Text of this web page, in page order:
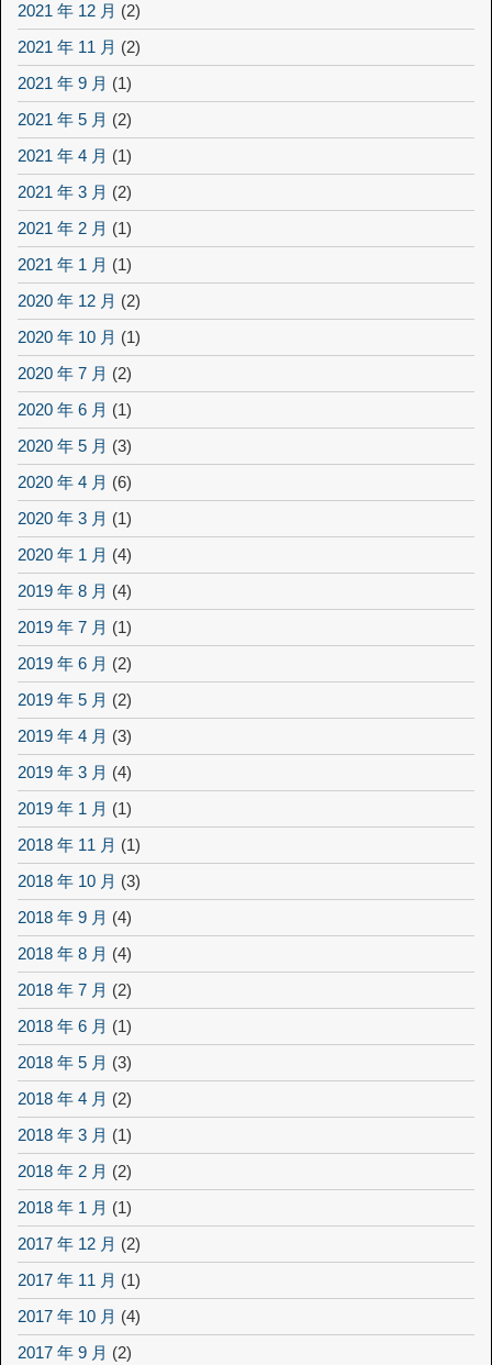
2021 年 12 月 (2)
2021 年 11 月 (2)
2021 年 9 月 (1)
2021 年 5 月 (2)
2021 年 4 月 (1)
2021 年 3 月 (2)
2021 年 2 月 (1)
2021 年 1 月 (1)
2020 年 12 月 (2)
2020 年 10 月 (1)
2020 年 7 月 (2)
2020 年 6 月 (1)
2020 年 5 月 (3)
2020 年 4 月 (6)
2020 年 3 月 (1)
2020 年 1 月 (4)
2019 年 8 月 (4)
2019 年 7 月 (1)
2019 年 6 月 (2)
2019 年 5 月 (2)
2019 年 4 月 (3)
2019 年 3 月 (4)
2019 年 1 月 (1)
2018 年 11 月 (1)
2018 年 10 月 (3)
2018 年 9 月 (4)
2018 年 8 月 (4)
2018 年 7 月 (2)
2018 年 6 月 (1)
2018 年 5 月 (3)
2018 年 4 月 (2)
2018 年 3 月 (1)
2018 年 2 月 (2)
2018 年 1 月 (1)
2017 年 12 月 (2)
2017 年 11 月 (1)
2017 年 10 月 (4)
2017 年 9 月 (2)